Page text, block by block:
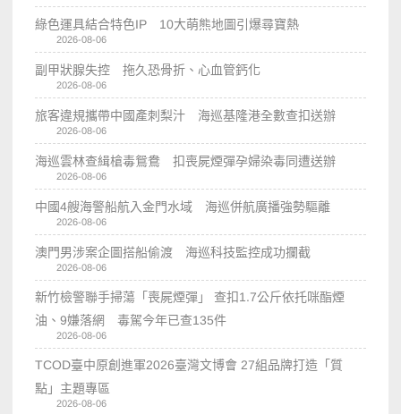
綠色運具結合特色IP 10大萌熊地圖引爆尋寶熱
2026-08-06
副甲狀腺失控 拖久恐骨折、心血管鈣化
2026-08-06
旅客違規攜帶中國產刺梨汁 海巡基隆港全數查扣送辦
2026-08-06
海巡雲林查緝槍毒鴛鴦 扣喪屍煙彈孕婦染毒同遭送辦
2026-08-06
中國4艘海警船航入金門水域 海巡併航廣播強勢驅離
2026-08-06
澳門男涉案企圖搭船偷渡 海巡科技監控成功攔截
2026-08-06
新竹檢警聯手掃蕩「喪屍煙彈」 查扣1.7公斤依托咪酯煙
油、9嫌落網 毒駕今年已查135件
2026-08-06
TCOD臺中原創進軍2026臺灣文博會 27組品牌打造「質
點」主題專區
2026-08-06